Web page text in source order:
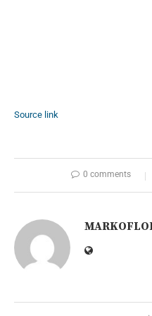
Source link
0 comments